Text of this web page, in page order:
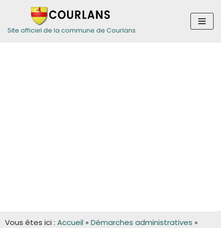
Aller
Site officiel de la commune de Courlans
Vous êtes ici : Accueil » Démarches administratives »